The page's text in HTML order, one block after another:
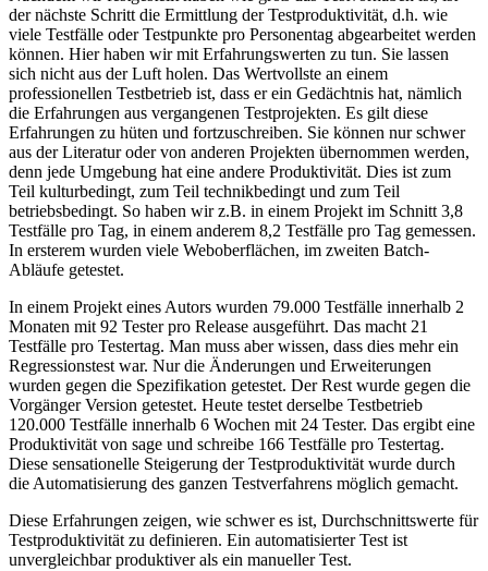
der nächste Schritt die Ermittlung der Testproduktivität, d.h. wie
viele Testfälle oder Testpunkte pro Personentag abgearbeitet werden
können. Hier haben wir mit Erfahrungswerten zu tun. Sie lassen
sich nicht aus der Luft holen. Das Wertvollste an einem
professionellen Testbetrieb ist, dass er ein Gedächtnis hat, nämlich
die Erfahrungen aus vergangenen Testprojekten. Es gilt diese
Erfahrungen zu hüten und fortzuschreiben. Sie können nur schwer
aus der Literatur oder von anderen Projekten übernommen werden,
denn jede Umgebung hat eine andere Produktivität. Dies ist zum
Teil kulturbedingt, zum Teil technikbedingt und zum Teil
betriebsbedingt. So haben wir z.B. in einem Projekt im Schnitt 3,8
Testfälle pro Tag, in einem anderem 8,2 Testfälle pro Tag gemessen.
In ersterem wurden viele Weboberflächen, im zweiten Batch-
Abläufe getestet.
In einem Projekt eines Autors wurden 79.000 Testfälle innerhalb 2
Monaten mit 92 Tester pro Release ausgeführt. Das macht 21
Testfälle pro Testertag. Man muss aber wissen, dass dies mehr ein
Regressionstest war. Nur die Änderungen und Erweiterungen
wurden gegen die Spezifikation getestet. Der Rest wurde gegen die
Vorgänger Version getestet. Heute testet derselbe Testbetrieb
120.000 Testfälle innerhalb 6 Wochen mit 24 Tester. Das ergibt eine
Produktivität von sage und schreibe 166 Testfälle pro Testertag.
Diese sensationelle Steigerung der Testproduktivität wurde durch
die Automatisierung des ganzen Testverfahrens möglich gemacht.
Diese Erfahrungen zeigen, wie schwer es ist, Durchschnittswerte für
Testproduktivität zu definieren. Ein automatisierter Test ist
unvergleichbar produktiver als ein manueller Test.